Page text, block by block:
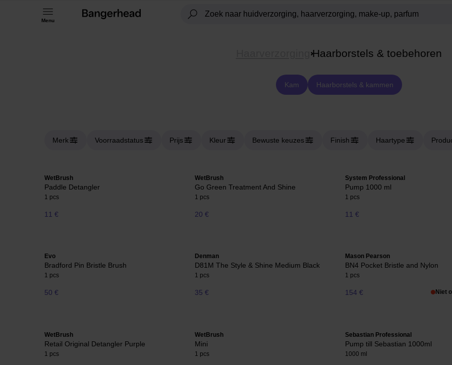
Menu
Haarborstels & toebehoren
Kam Haarborstels & kammen
Merk Voorraadstatus Prijs Kleur Bewuste keuzes Finish Haartype
WetBrush
Paddle Detangler
1 pcs
11 €
WetBrush
Go Green Treatment And Shine
1 pcs
20 €
System Professional
Pump 1000 ml
1 pcs
11 €
Evo
Bradford Pin Bristle Brush
1 pcs
50 €
Denman
D81M The Style & Shine Medium Black
1 pcs
35 €
Mason Pearson
BN4 Pocket Bristle and Nylon
1 pcs
154 € Niet
WetBrush
Retail Original Detangler Purple
1 pcs
WetBrush
Mini
1 pcs
Sebastian Professional
Pump till Sebastian 1000ml
1000 ml